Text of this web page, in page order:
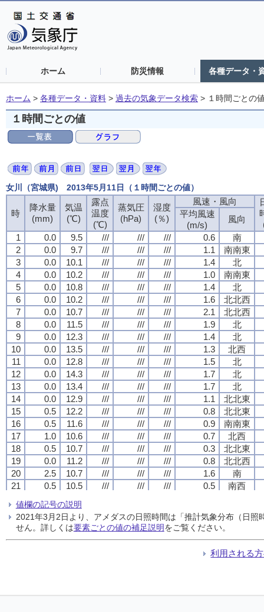
ホーム 防災情報 各種データ・
ホーム > 各種データ・資料 > 過去の気象データ検索 > １時間ごとの
１時間ごとの値
女川（宮城県) 2013年5月11日（１時間ごとの値）
時
降水量
(mm)
気温
(℃)
露点
温度
(℃)
蒸気圧
(hPa)
湿度
(％)
風速・風向
平均風速
(m/s)
風向
1
0.0 9.5 /// /// /// 0.6
南
2
0.0 9.7 /// /// /// 1.1
南南東
3
0.0 10.1 /// /// /// 1.4
北
4
0.0 10.2 /// /// /// 1.0
南南東
5
0.0 10.8 /// /// /// 1.4
北
6
0.0 10.2 /// /// /// 1.6
北北西
7
0.0 10.7 /// /// /// 2.1
北北西
8
0.0 11.5 /// /// /// 1.9
北
9
0.0 12.3 /// /// /// 1.4
北
10
0.0 13.5 /// /// /// 1.3
北西
11
0.0 12.8 /// /// /// 1.5
北
12
0.0 14.3 /// /// /// 1.7
北
13
0.0 13.4 /// /// /// 1.7
北
14
0.0 12.9 /// /// /// 1.1
北北東
15
0.5 12.2 /// /// /// 0.8
北北東
16
0.5 11.6 /// /// /// 0.9
南南東
17
1.0 10.6 /// /// /// 0.7
北西
18
0.5 10.7 /// /// /// 0.3
北北東
19
0.0 11.2 /// /// /// 0.8
北北西
20
2.5 10.7 /// /// /// 1.6
南
21
0.5 10.5 /// /// /// 0.5
南西
11.3
23
0.5 11.2
南東
24
1.5 11.6 /// /// /// 0.2 静穏
時
降水量
(mm)
気温
(℃)
露点
温度
(℃)
蒸気圧
(hPa)
湿度
(％)
風速・風向
平均風速
(m/s)
風向
1
0.0 9.5 /// /// /// 0.6
南
2
0.0 9.7 /// /// /// 1.1
南南東
3
0.0 10.1 /// /// /// 1.4
北
4
0.0 10.2 /// /// /// 1.0
南南東
5
0.0 10.8 /// /// /// 1.4
北
6
0.0 10.2 /// /// /// 1.6
北北西
7
0.0 10.7 /// /// /// 2.1
北北西
8
0.0 11.5 /// /// /// 1.9
北
9
0.0 12.3 /// /// /// 1.4
北
10
0.0 13.5 /// /// /// 1.3
北西
11
0.0 12.8 /// /// /// 1.5
北
12
0.0 14.3 /// /// /// 1.7
北
13
0.0 13.4 /// /// /// 1.7
北
14
0.0 12.9 /// /// /// 1.1
北北東
15
0.5 12.2 /// /// /// 0.8
北北東
16
0.5 11.6 /// /// /// 0.9
南南東
17
1.0 10.6 /// /// /// 0.7
北西
18
0.5 10.7 /// /// /// 0.3
北北東
19
0.0 11.2 /// /// /// 0.8
北北西
20
2.5 10.7 /// /// /// 1.6
南
21
0.5 10.5 /// /// /// 0.5
南西
11.3
23
0.5 11.2
南東
24
1.5 11.6 /// /// /// 0.2 静穏
時
降水量
(mm)
気温
(℃)
露点
温度
(℃)
蒸気圧
(hPa)
湿度
(％)
風速・風向
平均風速
(m/s)
風向
1
0.0 9.5 /// /// /// 0.6
南
2
0.0 9.7 /// /// /// 1.1
南南東
3
0.0 10.1 /// /// /// 1.4
北
4
0.0 10.2 /// /// /// 1.0
南南東
5
0.0 10.8 /// /// /// 1.4
北
6
0.0 10.2 /// /// /// 1.6
北北西
7
0.0 10.7 /// /// /// 2.1
北北西
8
0.0 11.5 /// /// /// 1.9
北
9
0.0 12.3 /// /// /// 1.4
北
10
0.0 13.5 /// /// /// 1.3
北西
11
0.0 12.8 /// /// /// 1.5
北
12
0.0 14.3 /// /// /// 1.7
北
13
0.0 13.4 /// /// /// 1.7
北
14
0.0 12.9 /// /// /// 1.1
北北東
15
0.5 12.2 /// /// /// 0.8
北北東
16
0.5 11.6 /// /// /// 0.9
南南東
17
1.0 10.6 /// /// /// 0.7
北西
18
0.5 10.7 /// /// /// 0.3
北北東
19
0.0 11.2 /// /// /// 0.8
北北西
20
2.5 10.7 /// /// /// 1.6
南
21
0.5 10.5 /// /// /// 0.5
南西
11.3
23
0.5 11.2
南東
24
1.5 11.6 /// /// /// 0.2 静穏
時
降水量
(mm)
気温
(℃)
露点
温度
(℃)
蒸気圧
(hPa)
湿度
(％)
風速・風向
平均風速
(m/s)
風向
1
0.0 9.5 /// /// /// 0.6
南
2
0.0 9.7 /// /// /// 1.1
南南東
3
0.0 10.1 /// /// /// 1.4
北
4
0.0 10.2 /// /// /// 1.0
南南東
5
0.0 10.8 /// /// /// 1.4
北
6
0.0 10.2 /// /// /// 1.6
北北西
7
0.0 10.7 /// /// /// 2.1
北北西
8
0.0 11.5 /// /// /// 1.9
北
9
0.0 12.3 /// /// /// 1.4
北
10
0.0 13.5 /// /// /// 1.3
北西
11
0.0 12.8 /// /// /// 1.5
北
12
0.0 14.3 /// /// /// 1.7
北
13
0.0 13.4 /// /// /// 1.7
北
14
0.0 12.9 /// /// /// 1.1
北北東
15
0.5 12.2 /// /// /// 0.8
北北東
16
0.5 11.6 /// /// /// 0.9
南南東
17
1.0 10.6 /// /// /// 0.7
北西
18
0.5 10.7 /// /// /// 0.3
北北東
19
0.0 11.2 /// /// /// 0.8
北北西
20
2.5 10.7 /// /// /// 1.6
南
21
0.5 10.5 /// /// /// 0.5
南西
11.3
23
0.5 11.2
南東
24
1.5 11.6 /// /// /// 0.2 静穏
値欄の記号の説明
2021年3月2日より、アメダスの日照時間は「推計気象分布（日
せん。詳しくは要素ごとの値の補足説明をご覧ください。
利用される